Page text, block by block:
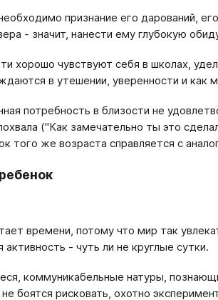
признание его дарований,
- значит, нанести ему глубокую
хорошо чувствуют себя в школах,
в утешении, уверенности и как
потребность в близости не
("Как замечательно ты это
того же возраста справляется с
времени, потому что мир так
- чуть ли не круглые сутки.
коммуникабельные натуры,
боятся рисковать, охотно